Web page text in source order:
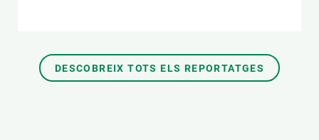
DESCOBREIX TOTS ELS REPORTATGES